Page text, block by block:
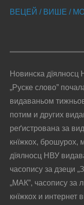
ВЕЦЕЙ / ВИШЕ /
Новинска дїялносц
„Руске слово”
видаваньом
потим и других
реґистрована за
кнїжкох, брошурох,
дїялносц НВУ
часопису за дзеци
„МАК”, часопису за
кнїжкох и интернет